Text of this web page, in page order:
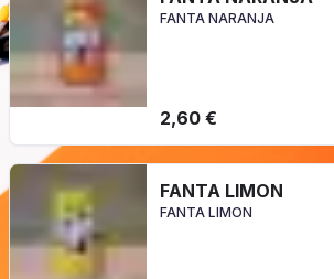
FANTA NARANJA
2,60 €
FANTA LIMON
FANTA LIMON